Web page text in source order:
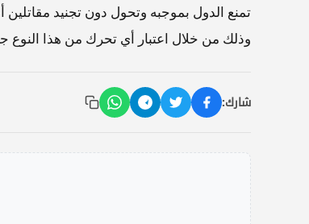
تمنع الدول بموجبه وتحول دون تجنيد
وذلك من خلال اعتبار أي تحرك من هذا النوع
شارك: